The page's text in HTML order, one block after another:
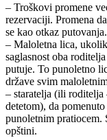
– Troškovi promene
rezervaciji. Promena
se kao otkaz putovanja.
– Maloletna lica,
saglasnost oba
putuje. To punoletno
države svim
– staratelja (ili roditelja
detetom), da
punoletnim pratiocem.
opštini.